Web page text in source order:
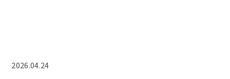
2026.04.24